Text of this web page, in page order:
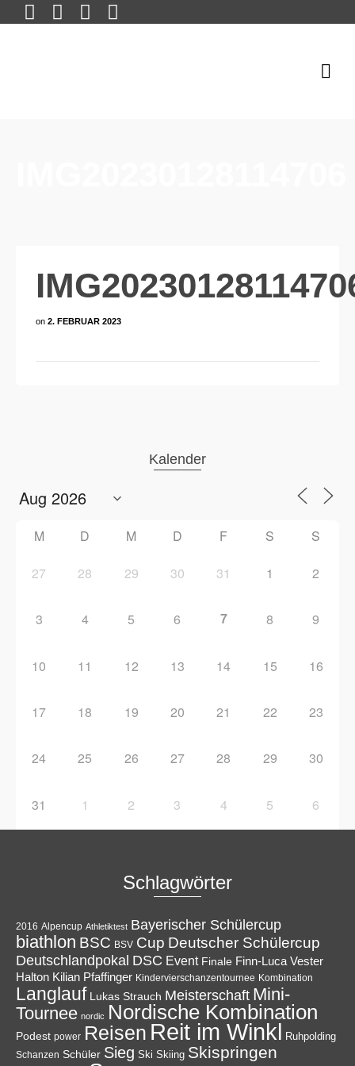
on 2. FEBRUAR 2023
Kalender
M D M D F S S
27 28 29 30 31 1 2
3 4 5 6 7 8 9
10 11 12 13 14 15 16
17 18 19 20 21 22 23
24 25 26 27 28 29 30
31 1 2 3 4 5 6
Schlagwörter
2016 Alpencup Athletiktest Bayerischer Schülercup
biathlon BSC BSV Cup Deutscher Schülercup
Deutschlandpokal DSC Event Finale Finn-Luca Vester
Halton Kilian Pfaffinger Kindervierschanzentournee Kombination
Langlauf Lukas Strauch Meisterschaft Mini-
Tournee nordic Nordische Kombination
Podest power Reisen Reit im Winkl Ruhpolding
Schanzen Schüler Sieg Ski Skiing Skispringen